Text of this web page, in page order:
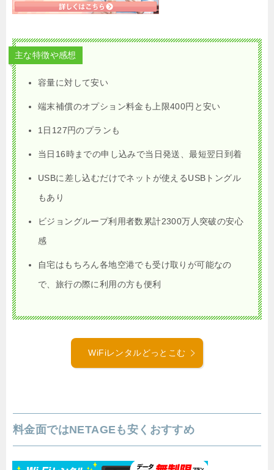
主な特徴や感想
容量に対して安い
端末補償のオプション料金も上限400円と安い
1日127円のプランも
当日16時までの申し込みで当日発送、最短翌日到着
USBに差し込むだけでネットが使えるUSBトングル
もあり
ビジョングループ利用者数累計2300万人突破の安心
感
自宅はもちろん各地空港でも受け取りが可能なの
で、旅行の際に利用の方も便利
WiFiレンタルどっとこむ
料金面ではNETAGEも安くおすすめ